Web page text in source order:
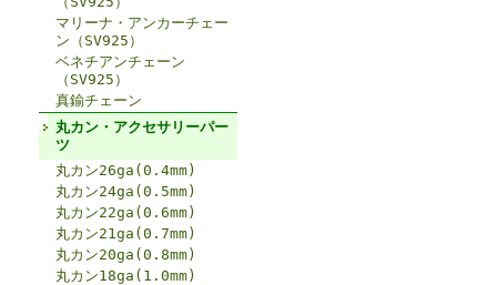
マリーナ・アンカーチェー
ン（SV925）
ベネチアンチェーン
（SV925）
真鍮チェーン
丸カン・アクセサリーパー
ツ
丸カン26ga(0.4mm)
丸カン24ga(0.5mm)
丸カン22ga(0.6mm)
丸カン21ga(0.7mm)
丸カン20ga(0.8mm)
丸カン18ga(1.0mm)